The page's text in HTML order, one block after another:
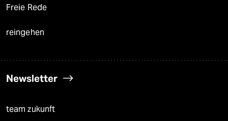
Freie Rede
reingehen
Newsletter
team zukunft